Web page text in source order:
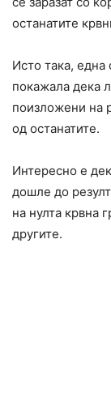
останатите
Исто така, една
покажала дека
поизложени на
од останатите.
Интересно е
дошле до
на нулта крвна
другите.